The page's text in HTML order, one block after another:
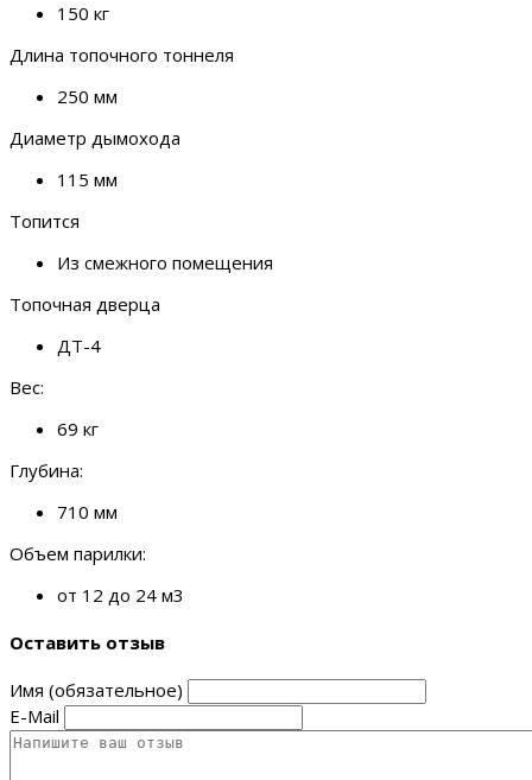
150 кг
Длина топочного тоннеля
250 мм
Диаметр дымохода
115 мм
Топится
Из смежного помещения
Топочная дверца
ДТ-4
Вес:
69 кг
Глубина:
710 мм
Объем парилки:
от 12 до 24 м3
Оставить отзыв
Имя (обязательное)
E-Mail